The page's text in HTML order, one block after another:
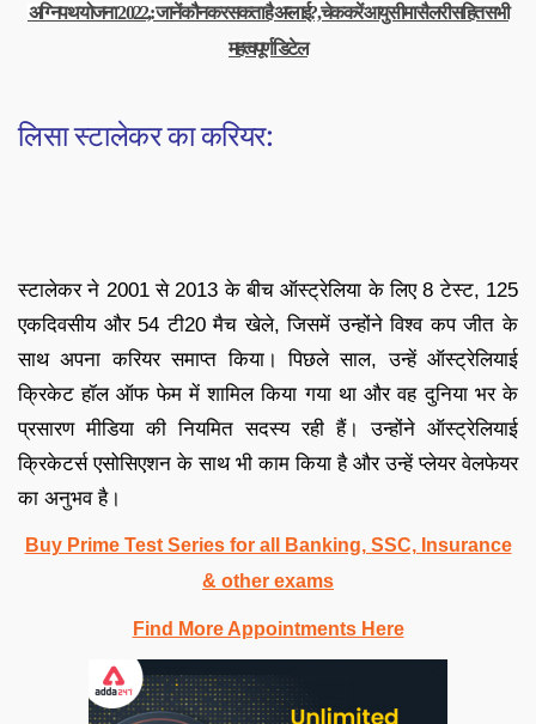
अग्निपथ योजना 2022,: जानें कौन कर सकता है अप्लाई?, चेक करें आयु सीमा सैलरी सहित सभी
महत्वपूर्ण डिटेल
लिसा स्टालेकर का करियर:
स्टालेकर ने 2001 से 2013 के बीच ऑस्ट्रेलिया के लिए 8 टेस्ट, 125
एकदिवसीय और 54 टी20 मैच खेले, जिसमें उन्होंने विश्व कप जीत के
साथ अपना करियर समाप्त किया। पिछले साल, उन्हें ऑस्ट्रेलियाई
क्रिकेट हॉल ऑफ फेम में शामिल किया गया था और वह दुनिया भर के
प्रसारण मीडिया की नियमित सदस्य रही हैं। उन्होंने ऑस्ट्रेलियाई
क्रिकेटर्स एसोसिएशन के साथ भी काम किया है और उन्हें प्लेयर वेलफेयर
का अनुभव है।
Buy Prime Test Series for all Banking, SSC, Insurance
& other exams
Find More Appointments Here